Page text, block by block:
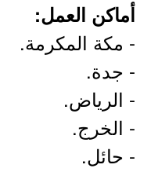
أماكن العمل:
- مكة المكرمة.
- جدة.
- الرياض.
- الخرج.
- حائل.